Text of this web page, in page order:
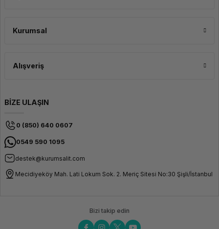
Kurumsal
Alışveriş
BİZE ULAŞIN
0 (850) 640 0607
0549 590 1095
destek@kurumsalit.com
Mecidiyeköy Mah. Lati Lokum Sok. 2. Meriç Sitesi No:30 Şişli/İstanbul
Bizi takip edin